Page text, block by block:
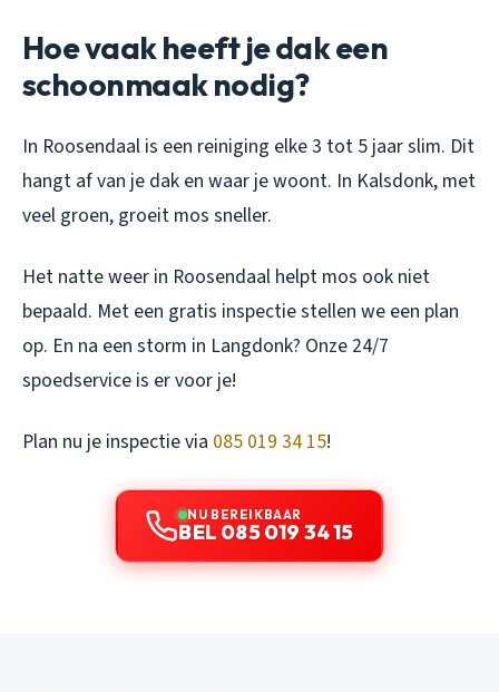
Hoe vaak heeft je dak een
schoonmaak nodig?
In Roosendaal is een reiniging elke 3 tot 5 jaar slim. Dit
hangt af van je dak en waar je woont. In Kalsdonk, met
veel groen, groeit mos sneller.
Het natte weer in Roosendaal helpt mos ook niet
bepaald. Met een gratis inspectie stellen we een plan
op. En na een storm in Langdonk? Onze 24/7
spoedservice is er voor je!
Plan nu je inspectie via 085 019 34 15!
NU BEREIKBAAR
BEL 085 019 34 15